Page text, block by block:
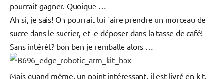
pourrait gagner. Quoique …
Ah si, je sais! On pourrait lui faire prendre un morceau de
sucre dans le sucrier, et le déposer dans la tasse de café!
Sans intérêt? bon ben je remballe alors …
Mais quand même, un point intéressant, il est livré en kit.